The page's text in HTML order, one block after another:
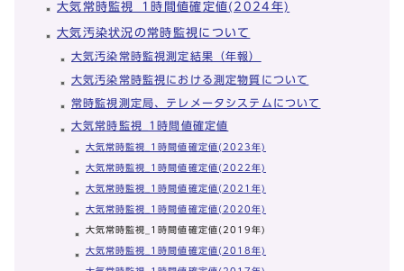
大気常時監視_1時間値確定値(2024年)
大気汚染状況の常時監視について
大気汚染常時監視測定結果（年報）
大気汚染常時監視における測定物質について
常時監視測定局、テレメータシステムについて
大気常時監視_1時間値確定値
大気常時監視_1時間値確定値(2023年)
大気常時監視_1時間値確定値(2022年)
大気常時監視_1時間値確定値(2021年)
大気常時監視_1時間値確定値(2020年)
大気常時監視_1時間値確定値(2019年)
大気常時監視_1時間値確定値(2018年)